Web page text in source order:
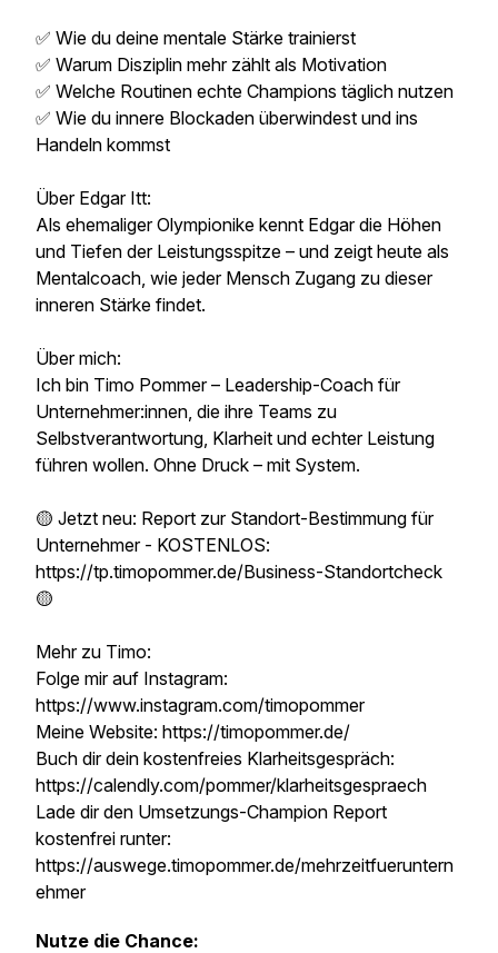
✅ Wie du deine mentale Stärke trainierst
✅ Warum Disziplin mehr zählt als Motivation
✅ Welche Routinen echte Champions täglich nutzen
✅ Wie du innere Blockaden überwindest und ins
Handeln kommst
Über Edgar Itt:
Als ehemaliger Olympionike kennt Edgar die Höhen
und Tiefen der Leistungsspitze – und zeigt heute als
Mentalcoach, wie jeder Mensch Zugang zu dieser
inneren Stärke findet.
Über mich:
Ich bin Timo Pommer – Leadership-Coach für
Unternehmer:innen, die ihre Teams zu
Selbstverantwortung, Klarheit und echter Leistung
führen wollen. Ohne Druck – mit System.
🟡 Jetzt neu: Report zur Standort-Bestimmung für
Unternehmer - KOSTENLOS:
https://tp.timopommer.de/Business-Standortcheck
🟡
Mehr zu Timo:
Folge mir auf Instagram:
https://www.instagram.com/timopommer
Meine Website: https://timopommer.de/
Buch dir dein kostenfreies Klarheitsgespräch:
https://calendly.com/pommer/klarheitsgespraech
Lade dir den Umsetzungs-Champion Report
kostenfrei runter:
https://auswege.timopommer.de/mehrzeitfueruntern
ehmer
Nutze die Chance: